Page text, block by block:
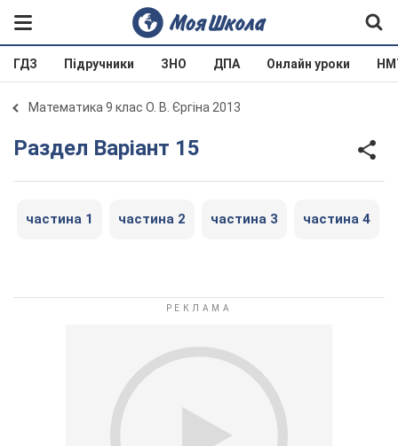
ГДЗ Підручники ЗНО ДПА Онлайн уроки
Математика 9 клас О. В. Єргіна 2013
Раздел Варіант 15
частина 1 частина 2 частина 3 частина 4